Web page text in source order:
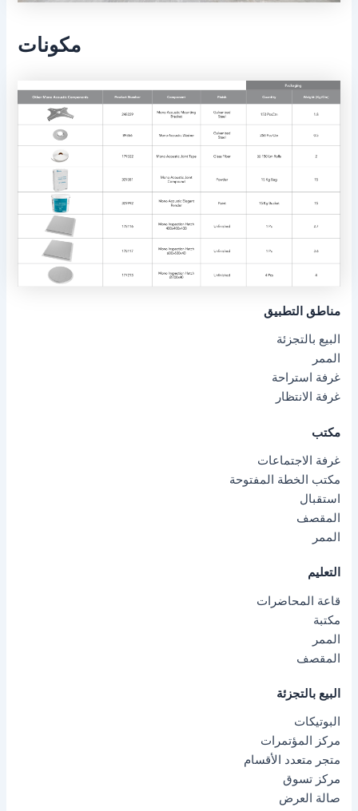
مكونات
مناطق التطبيق
البيع بالتجزئة
الممر
غرفة استراحة
غرفة الانتظار
مكتب
غرفة الاجتماعات
مكتب الخطة المفتوحة
استقبال
المقصف
الممر
التعليم
قاعة المحاضرات
مكتبة
الممر
المقصف
البيع بالتجزئة
البوتيكات
مركز المؤتمرات
متجر متعدد الأقسام
مركز تسوق
صالة العرض